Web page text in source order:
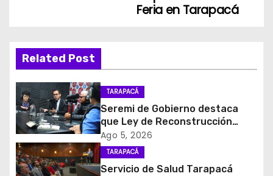
g
a
c
i
ó
Feria en Tarapacá
Related Post
TARAPACÁ
Seremi de Gobierno destaca
que Ley de Reconstrucción
Nacional impulsará la inversión
y el empleo en Tarapacá
Ago 5, 2026
TARAPACÁ
Servicio de Salud Tarapacá